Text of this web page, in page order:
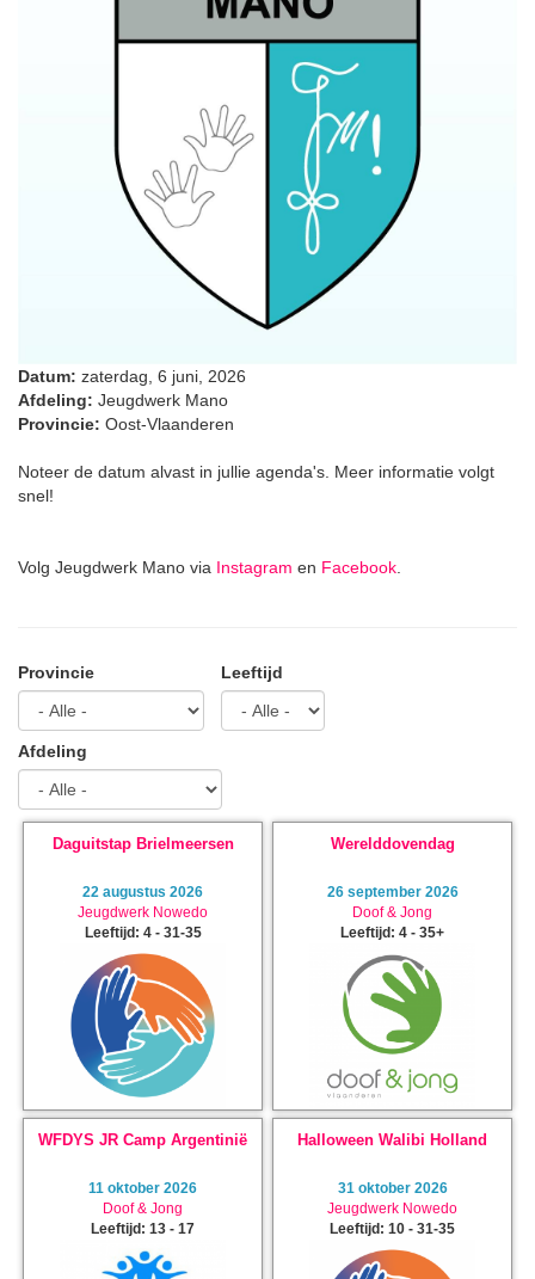
Datum: zaterdag, 6 juni, 2026
Afdeling: Jeugdwerk Mano
Provincie: Oost-Vlaanderen
Noteer de datum alvast in jullie agenda's. Meer informatie volgt
snel!
Volg Jeugdwerk Mano via Instagram en Facebook
Provincie Leeftijd
Afdeling
Daguitstap Brielmeersen
22 augustus 2026
Jeugdwerk Nowedo
Leeftijd: 4 - 31-35
Werelddovendag
26 september 2026
Doof & Jong
Leeftijd: 4 - 35+
WFDYS JR Camp Argentinië
11 oktober 2026
Doof & Jong
Leeftijd: 13 - 17
Halloween Walibi Holland
31 oktober 2026
Jeugdwerk Nowedo
Leeftijd: 10 - 31-35